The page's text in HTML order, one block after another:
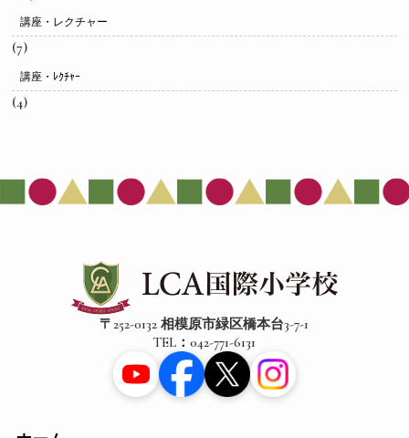
講座・レクチャー
(7)
講座・ﾚｸﾁｬｰ
(4)
〒252-0132 相模原市緑区橋本台3-7-1
TEL：042-771-6131